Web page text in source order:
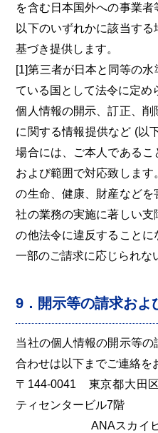
を含む日本国外への事業者
以下のいずれかに該当す
基づき提供します。
[1]第三者が日本と同等の
ている国として法令に定め
個人情報の開示、訂正、
に関する情報提供など (以
場合には、ご本人である
および範囲で対応致しま
の生命、健康、財産など
社の業務の実施に著しい
の他法令に違反すること
一部のご請求に応じられな
9．開示等の請求およ
当社の個人情報の開示等
合わせは以下までご連絡を
〒144-0041 東京都大田
ティセンタービル7階
ANAスカイビルサ